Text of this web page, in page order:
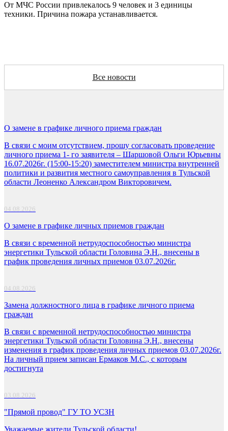
От МЧС России привлекалось 9 человек и 3 единицы
техники. Причина пожара устанавливается.
Все новости
О замене в графике личного приема граждан
В связи с моим отсутствием, прошу согласовать проведение
личного приема 1- го заявителя – Шаршовой Ольги Юрьевны
16.07.2026г. (15:00-15:20) заместителем министра внутренней
политики и развития местного самоуправления в Тульской
области Леоненко Александром Викторовичем.
04.08.2026
О замене в графике личных приемов граждан
В связи с временной нетрудоспособностью министра
энергетики Тульской области Головина Э.Н., внесены в
график проведения личных приемов 03.07.2026г.
04.08.2026
Замена должностного лица в графике личного приема
граждан
В связи с временной нетрудоспособностью министра
энергетики Тульской области Головина Э.Н., внесены
изменения в график проведения личных приемов 03.07.2026г.
На личный прием записан Ермаков М.С., с которым
достигнута
03.08.2026
"Прямой провод" ГУ ТО УСЗН